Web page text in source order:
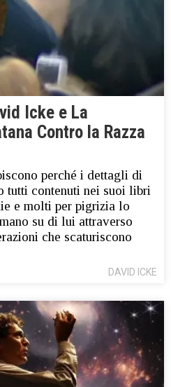
Icke e La
Contro la Razza
perché i dettagli di
tutti contenuti nei suoi libri
e molti per pigrizia lo
su di lui attraverso
che scaturiscono
DAVID ICKE